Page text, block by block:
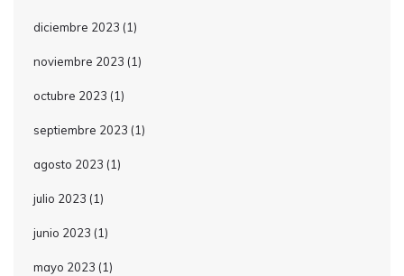
diciembre 2023 (1)
noviembre 2023 (1)
octubre 2023 (1)
septiembre 2023 (1)
agosto 2023 (1)
julio 2023 (1)
junio 2023 (1)
mayo 2023 (1)